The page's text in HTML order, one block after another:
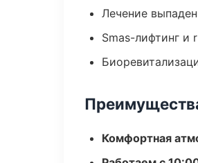
Лечение
Smas-лифтинг и
Комфортная